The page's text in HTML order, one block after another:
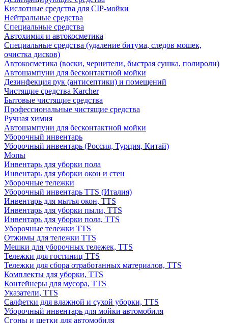
Кислотные средства для CIP-мойки
Нейтральные средства
Специальные средства
Автохимия и автокосметика
Специальные средства (удаление битума, следов мошек,
очистка дисков)
Автокосметика (воски, чернители, быстрая сушка, полироли)
Автошампуни для бесконтактной мойки
Дезинфекция рук (антисептики) и помещений
Чистящие средства Karcher
Бытовые чистящие средства
Профессиональные чистящие средства
Ручная химия
Автошампуни для бесконтактной мойки
Уборочный инвентарь
Уборочный инвентарь (Россия, Турция, Китай)
Мопы
Инвентарь для уборки пола
Инвентарь для уборки окон и стен
Уборочные тележки
Уборочный инвентарь TTS (Италия)
Инвентарь для мытья окон, TTS
Инвентарь для уборки пыли, TTS
Инвентарь для уборки пола, TTS
Уборочные тележки TTS
Отжимы для тележки TTS
Мешки для уборочных тележек, TTS
Тележки для гостиниц TTS
Тележки для сбора отработанных материалов, TTS
Комплекты для уборки, TTS
Контейнеры для мусора, TTS
Указатели, TTS
Салфетки для влажной и сухой уборки, TTS
Уборочный инвентарь для мойки автомобиля
Сгоны и щетки для автомобиля